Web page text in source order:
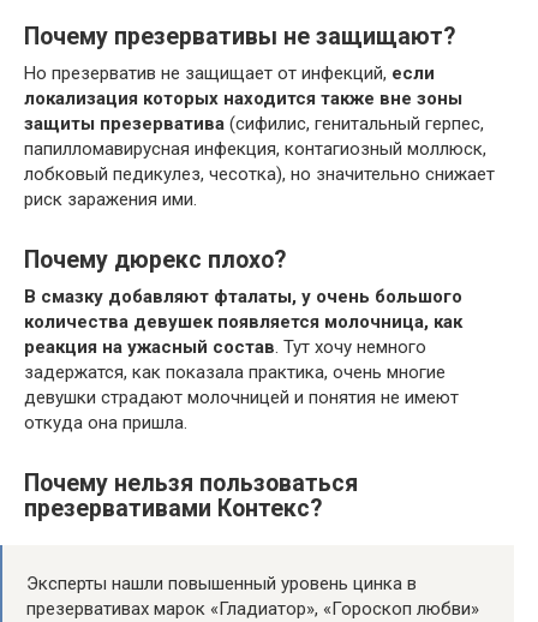
Почему презервативы не защищают?
Но презерватив не защищает от инфекций, если
локализация которых находится также вне зоны
защиты презерватива (сифилис, генитальный герпес,
папилломавирусная инфекция, контагиозный моллюск,
лобковый педикулез, чесотка), но значительно снижает
риск заражения ими.
Почему дюрекс плохо?
В смазку добавляют фталаты, у очень большого
количества девушек появляется молочница, как
реакция на ужасный состав. Тут хочу немного
задержатся, как показала практика, очень многие
девушки страдают молочницей и понятия не имеют
откуда она пришла.
Почему нельзя пользоваться
презервативами Контекс?
Эксперты нашли повышенный уровень цинка в
презервативах марок «Гладиатор», «Гороскоп любви»